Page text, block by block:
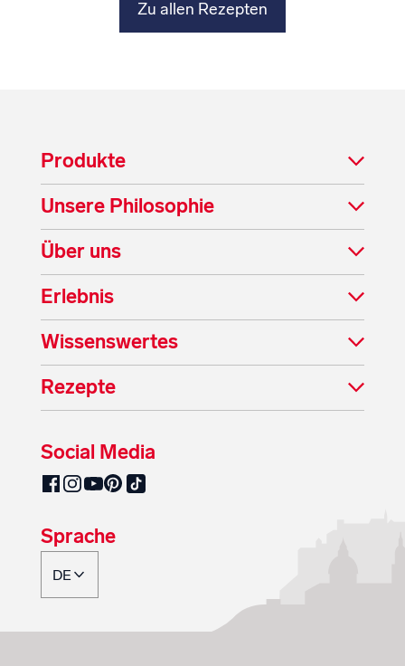
Zu allen Rezepten
Produkte
Unsere Philosophie
Über uns
Erlebnis
Wissenswertes
Rezepte
Social Media
SalzburgMilch auf Facebook
SalzburgMilch auf Instagram
SalzburgMilch auf YouTube
SalzburgMilch auf Pinterest
SalzburgMilch auf TikTok
Sprache